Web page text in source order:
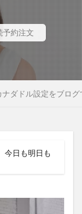
予約注文
ナダドル設定をブロ
今日も明日も